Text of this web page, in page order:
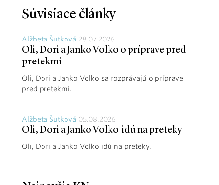
Súvisiace články
Alžbeta Šutková 28.07.2026
Oli, Dori a Janko Volko o príprave pred
pretekmi
Oli, Dori a Janko Volko sa rozprávajú o príprave
pred pretekmi.
Alžbeta Šutková 05.08.2026
Oli, Dori a Janko Volko idú na preteky
Oli, Dori a Janko Volko idú na preteky.